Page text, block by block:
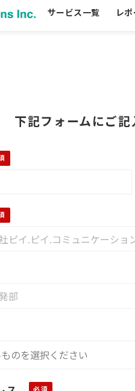
サービス一覧 レ
下記フォームにご記